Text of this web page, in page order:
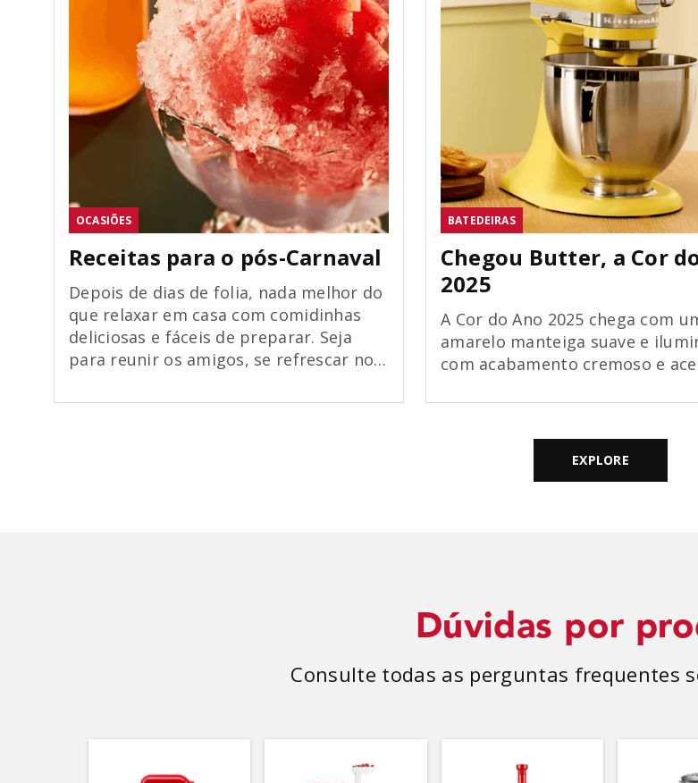
OCASIÕES
Receitas para o pós-Carnaval
Depois de dias de folia, nada melhor do
que relaxar em casa com comidinhas
deliciosas e fáceis de preparar. Seja
para reunir os amigos, se refrescar no
se recuperar, selecionamos receitas
BATEDEIRAS
Chegou Butter, a Cor
2025
A Cor do Ano 2025 chega com
amarelo manteiga suave e
com acabamento cremoso e
EXPLORE
Dúvidas por
Consulte todas as perguntas frequentes